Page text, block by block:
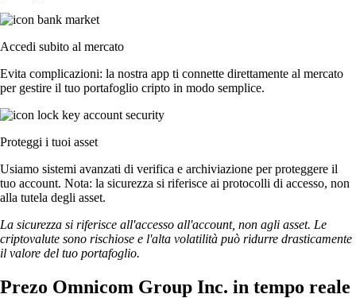
Accedi subito al mercato
Evita complicazioni: la nostra app ti connette direttamente al mercato
per gestire il tuo portafoglio cripto in modo semplice.
Proteggi i tuoi asset
Usiamo sistemi avanzati di verifica e archiviazione per proteggere il
tuo account. Nota: la sicurezza si riferisce ai protocolli di accesso, non
alla tutela degli asset.
La sicurezza si riferisce all'accesso all'account, non agli asset. Le
criptovalute sono rischiose e l'alta volatilità può ridurre drasticamente
il valore del tuo portafoglio.
Prezo Omnicom Group Inc. in tempo reale